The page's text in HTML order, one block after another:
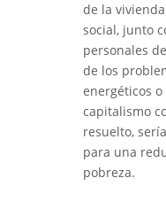
de la
social, junto
personales
de los
energéticos
capitalismo
resuelto,
para una
pobreza.